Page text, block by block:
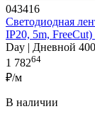
043416
Светодиодная
IP20, 5m,
Day | Дневной
1 78264
₽/м
В наличии